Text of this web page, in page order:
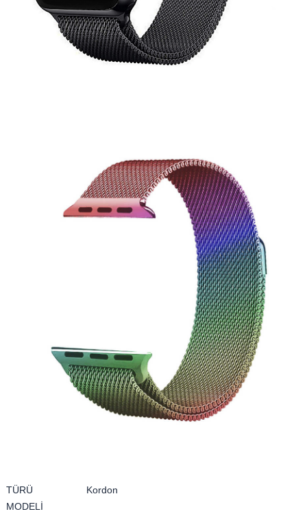
TÜRÜ
Kordon
MODELİ